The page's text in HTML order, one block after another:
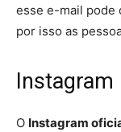
esse e-mail pode
por isso as
O Instagram